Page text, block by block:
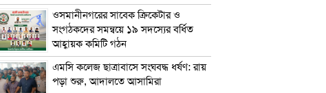
ওসমানীনগরের সাবেক ক্রিকেটার ও
সংগঠকদের সমন্বয়ে ১৯ সদস্যের বর্ধিত
আহ্বায়ক কমিটি গঠন
এম‌সি কলেজ ছাত্রাবাসে সংঘবদ্ধ ধর্ষণ: রায়
পড়া শুরু, আদালতে আসামিরা